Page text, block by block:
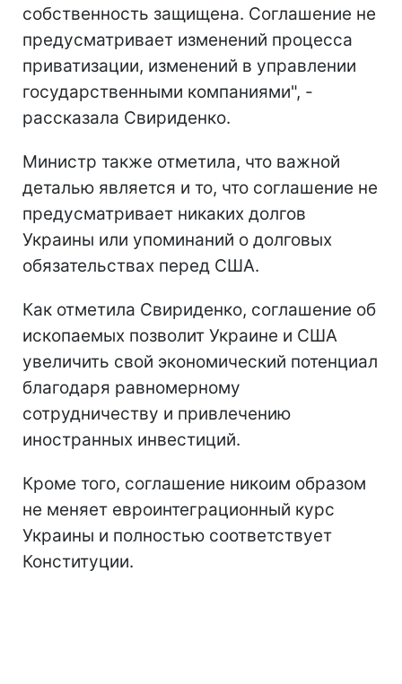
собственность защищена. Соглашение не
предусматривает изменений процесса
приватизации, изменений в управлении
государственными компаниями", -
рассказала Свириденко.
Министр также отметила, что важной
деталью является и то, что соглашение не
предусматривает никаких долгов
Украины или упоминаний о долговых
обязательствах перед США.
Как отметила Свириденко, соглашение об
ископаемых позволит Украине и США
увеличить свой экономический потенциал
благодаря равномерному
сотрудничеству и привлечению
иностранных инвестиций.
Кроме того, соглашение никоим образом
не меняет евроинтеграционный курс
Украины и полностью соответствует
Конституции.